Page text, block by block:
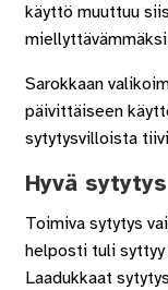
käyttö muuttuu
Sarokkaan
päivittäiseen
sytytysvilloista
Hyvä
Toimiva sytytys
helposti tuli syttyy
Laadukkaat